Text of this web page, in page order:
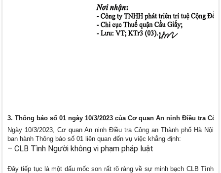
3. Thông báo số 01 ngày 10/3/2023 của Cơ quan An ninh Điều tra
Ngày 10/3/2023, Cơ quan An ninh Điều tra Công an Thành phố Hà Nội
ban hành Thông báo số 01 liên quan đến vụ việc khẳng định:
– CLB Tình Người không vi phạm pháp luật
Đây tiếp tục là một dấu mốc son rất rõ ràng về sự minh bạch CLB Tình